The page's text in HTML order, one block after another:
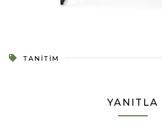
TANITIM
YANITLA